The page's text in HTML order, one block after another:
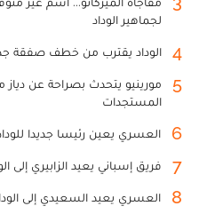
لجماهير الوداد
4 الوداد يقترب من خطف صفقة
5
مورينيو يتحدث بصراحة عن
المستجدات
6 العسري يعين رئيسا جديدا
7 فريق إسباني يعيد الزابيري إلى
8 العسري يعيد السعيدي إلى